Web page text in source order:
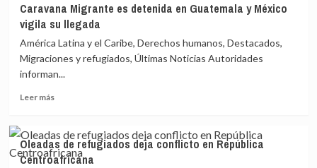
migrante
ONU
lamenta
la
43
migrantes
Mediterráneo
Caravana Migrante es detenida en Guatemala y México
vigila su llegada
América Latina y el Caribe, Derechos humanos, Destacados,
Migraciones y refugiados, Últimas Noticias Autoridades
informan...
Leer másLeer
Caravana
Migrante
es
Oleadas de refugiados deja conflicto en República
Centroafricana